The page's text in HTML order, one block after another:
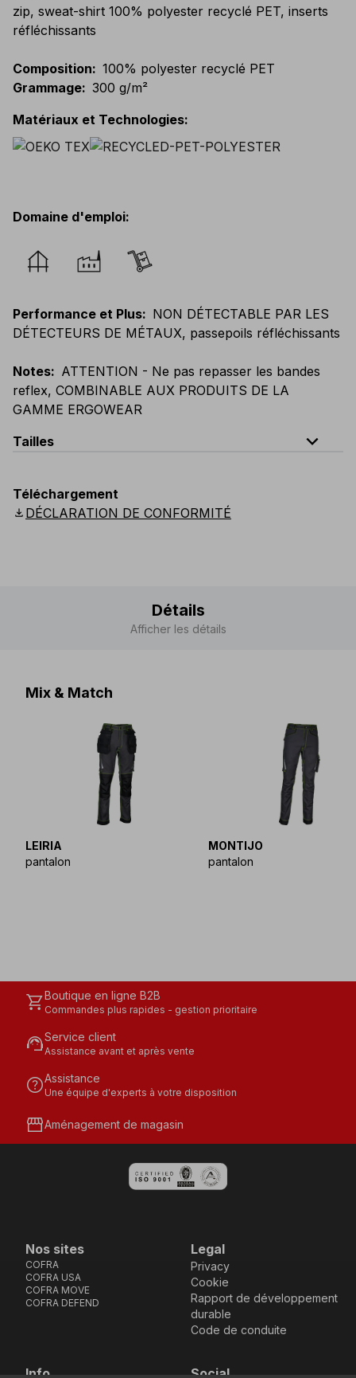
zip, sweat-shirt 100% polyester recyclé PET, inserts
réfléchissants
Composition: 100% polyester recyclé PET
Grammage: 300 g/m²
Matériaux et Technologies:
Domaine d'emploi:
Performance et Plus: NON DÉTECTABLE PAR LES
DÉTECTEURS DE MÉTAUX, passepoils réfléchissants
Notes: ATTENTION - Ne pas repasser les bandes
reflex, COMBINABLE AUX PRODUITS DE LA
GAMME ERGOWEAR
Tailles
expand_less
Scandinavian: S-
Téléchargement
download DÉCLARATION DE CONFORMITÉ
Détails
Afficher les détails
Mix & Match
LEIRIA
pantalon
MONTIJO
pantalon
shopping_cartBoutique en ligne B2B
Commandes plus rapides - gestion prioritaire
support_agentService client
Assistance avant et après vente
helpAssistance
Une équipe d'experts à votre disposition
storefrontAménagement de magasin
Nos sites
COFRA
COFRA USA
COFRA MOVE
COFRA DEFEND
Legal
Privacy
Cookie
Rapport de développement
durable
Code de conduite
Info Social